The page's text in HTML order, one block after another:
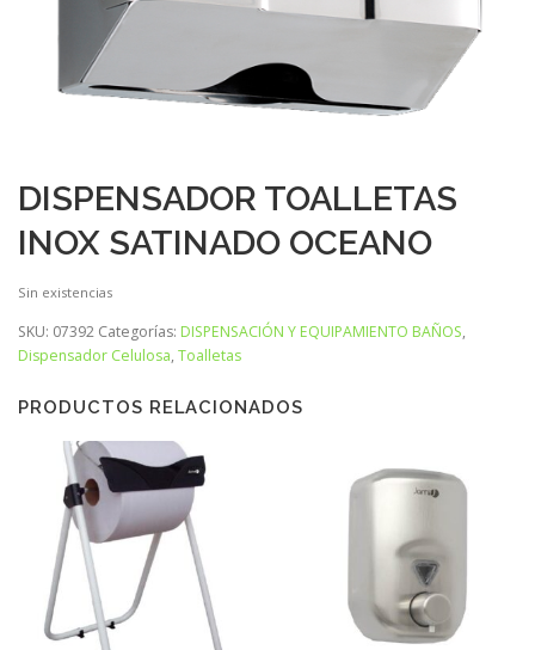
DISPENSADOR TOALLETAS
INOX SATINADO OCEANO
Sin existencias
SKU: 07392 Categorías: DISPENSACIÓN Y EQUIPAMIENTO BAÑOS,
Dispensador Celulosa, Toalletas
PRODUCTOS RELACIONADOS